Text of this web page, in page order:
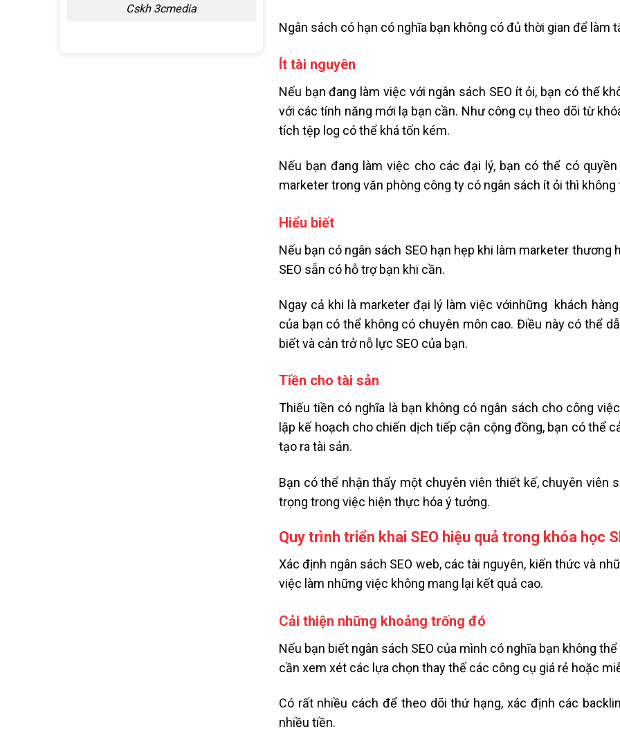
Cskh 3cmedia
Ngân sách có hạn có nghĩa bạn không có đủ thời gian để làm
Ít tài nguyên
Nếu bạn đang làm việc với ngân sách SEO ít ỏi, bạn có thể
với các tính năng mới lạ bạn cần. Như công cụ theo dõi từ
tích tệp log có thể khá tốn kém.
Nếu bạn đang làm việc cho các đại lý, bạn có thể có
marketer trong văn phòng công ty có ngân sách ít ỏi thì
Hiểu biết
Nếu bạn có ngân sách SEO hạn hẹp khi làm marketer
SEO sẵn có hỗ trợ bạn khi cần.
Ngay cả khi là marketer đại lý làm việc vớinhững khách
của bạn có thể không có chuyên môn cao. Điều này có thể
biết và cản trở nỗ lực SEO của bạn.
Tiền cho tài sản
Thiếu tiền có nghĩa là bạn không có ngân sách cho công
lập kế hoạch cho chiến dịch tiếp cận cộng đồng, bạn có thể
tạo ra tài sản.
Bạn có thể nhận thấy một chuyên viên thiết kế, chuyên viên
trọng trong việc hiện thực hóa ý tưởng.
Quy trình triển khai SEO hiệu quả trong khóa học
Xác định ngân sách SEO web, các tài nguyên, kiến ​​thức và
việc làm những việc không mang lại kết quả cao.
Cải thiện những khoảng trống đó
Nếu bạn biết ngân sách SEO của mình có nghĩa bạn không
cần xem xét các lựa chọn thay thế các công cụ giá rẻ hoặc
Có rất nhiều cách để theo dõi thứ hạng, xác định các
nhiều tiền.